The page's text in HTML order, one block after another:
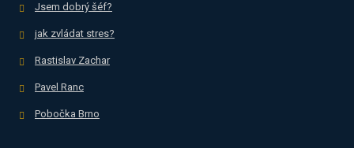
Jsem dobrý šéf?
jak zvládat stres?
Rastislav Zachar
Pavel Ranc
Pobočka Brno